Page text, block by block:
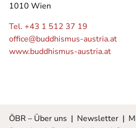
1010 Wien
Tel. +43 1 512 37 19
office@buddhismus-austria.at
www.buddhismus-austria.at
ÖBR – Über uns | Newsletter|